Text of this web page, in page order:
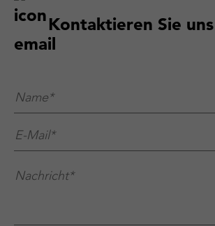
Kontaktieren Sie uns
Name**
E-Mail**
Nachricht**